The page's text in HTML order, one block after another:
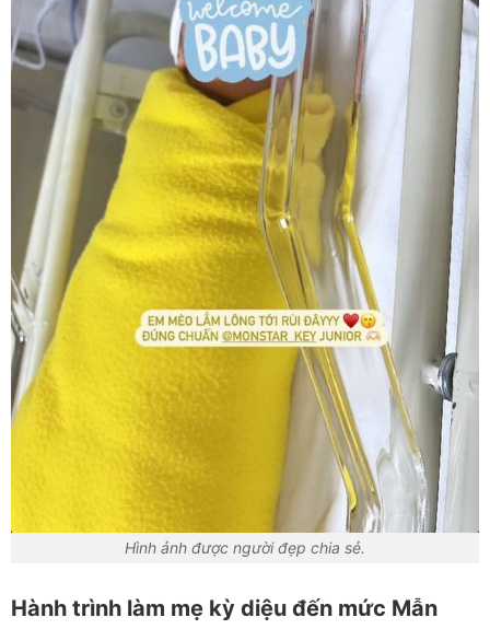
Hình ảnh được người đẹp chia sẻ.
Hành trình làm mẹ kỳ diệu đến mức Mẫn